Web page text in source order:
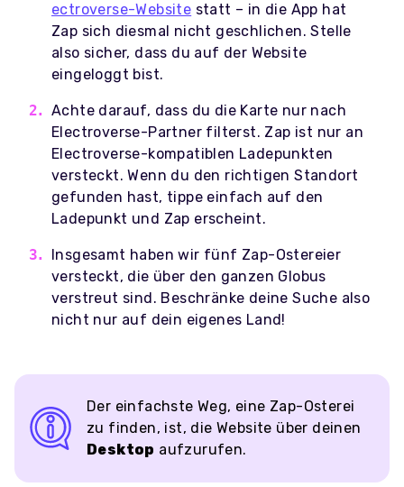
ectroverse-Website statt – in die App hat
Zap sich diesmal nicht geschlichen. Stelle
also sicher, dass du auf der Website
eingeloggt bist.
Achte darauf, dass du die Karte nur nach
Electroverse-Partner filterst. Zap ist nur an
Electroverse-kompatiblen Ladepunkten
versteckt. Wenn du den richtigen Standort
gefunden hast, tippe einfach auf den
Ladepunkt und Zap erscheint.
Insgesamt haben wir fünf Zap-Ostereier
versteckt, die über den ganzen Globus
verstreut sind. Beschränke deine Suche also
nicht nur auf dein eigenes Land!
Der einfachste Weg, eine Zap-Osterei
zu finden, ist, die Website über deinen
Desktop aufzurufen.